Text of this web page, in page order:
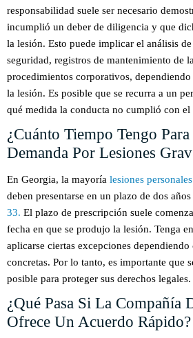
responsabilidad suele ser necesario
incumplió un deber de diligencia y que
la lesión. Esto puede implicar el análisis
seguridad, registros de mantenimiento de
procedimientos corporativos, dependiendo
la lesión. Es posible que se recurra a un
qué medida la conducta no cumplió con el
¿Cuánto Tiempo Tengo
Demanda Por Lesiones
En Georgia, la mayoría lesiones personales
deben presentarse en un plazo de dos años
33. El plazo de prescripción suele
fecha en que se produjo la lesión. Tenga
aplicarse ciertas excepciones
concretas. Por lo tanto, es importante que
posible para proteger sus derechos legales.
¿Qué Pasa Si La Compañía
Ofrece Un Acuerdo Rápido?